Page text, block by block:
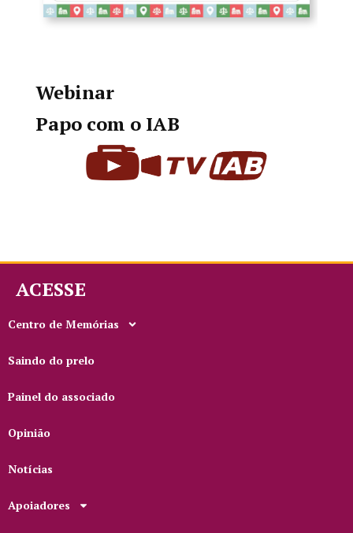
Webinar
Papo com o IAB
ACESSE
Centro de Memórias
Saindo do prelo
Painel do associado
Opinião
Notícias
Apoiadores